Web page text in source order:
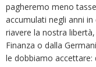
pagheremo meno
accumulati negli anni
riavere la nostra
Finanza o dalla
le dobbiamo accettare: